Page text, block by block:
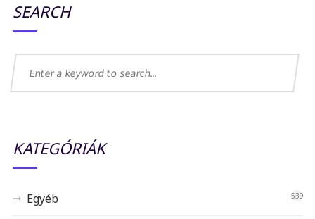
SEARCH
KATEGÓRIÁK
Egyéb 539